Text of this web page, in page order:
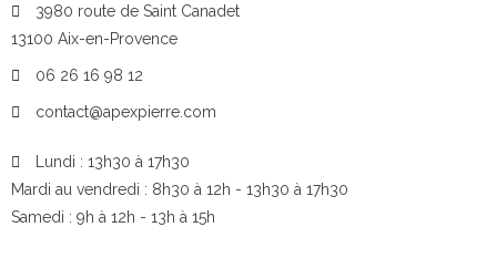
3980 route de Saint Canadet
13100 Aix-en-Provence
06 26 16 98 12
contact@apexpierre.com
Lundi : 13h30 à 17h30
Mardi au vendredi : 8h30 à 12h - 13h30 à 17h30
Samedi : 9h à 12h - 13h à 15h